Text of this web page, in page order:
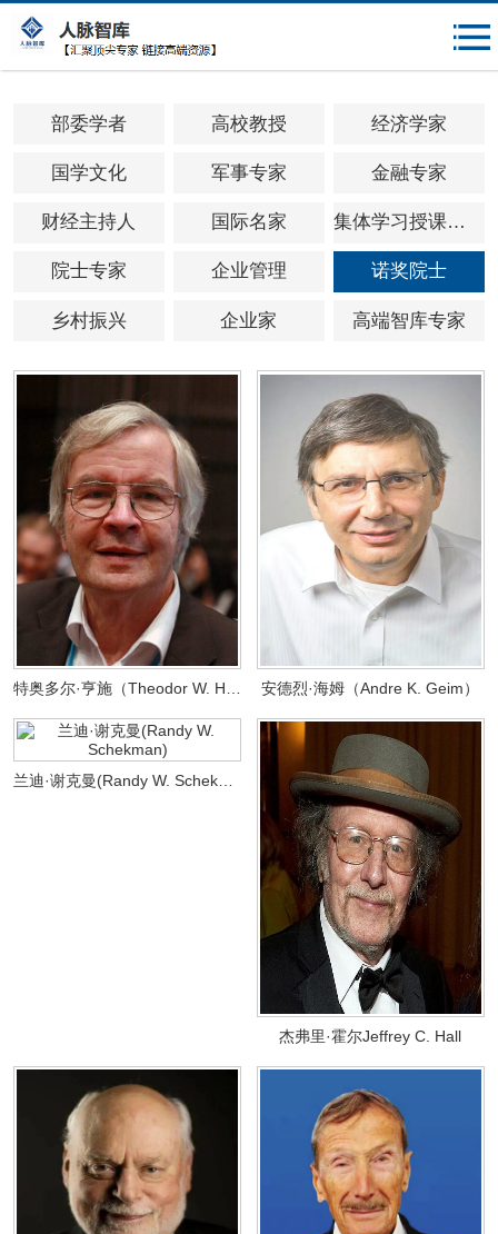
{$mheadqian}
部委学者 高校教授 经济学家
国学文化 军事专家 金融专家
财经主持人 国际名家 集体学习授课专家
院士专家 企业管理 诺奖院士
乡村振兴 企业家 高端智库专家
特奥多尔·亨施（Theodor W. Hänsch） 安德烈·海姆（Andre K. Geim）
兰迪·谢克曼(Randy W. Schekman)
杰弗里·霍尔Jeffrey C. Hall